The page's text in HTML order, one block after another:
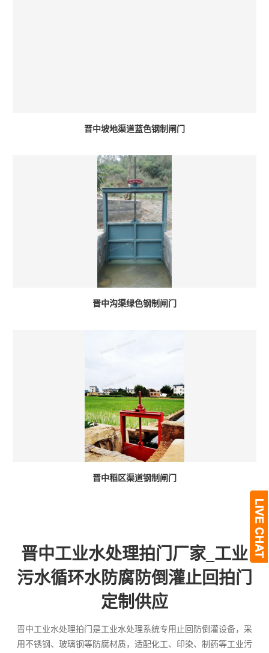
晋中坡地渠道蓝色钢制闸门
晋中沟渠绿色钢制闸门
晋中稻区渠道钢制闸门
晋中工业水处理拍门厂家_工业
污水循环水防腐防倒灌止回拍门
定制供应
晋中工业水处理拍门是工业水处理系统专用止回防倒灌设备，采
用不锈钢、玻璃钢等防腐材质，适配化工、印染、制药等工业污